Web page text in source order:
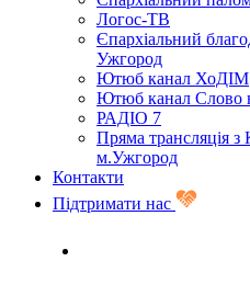
Логос-ТВ
Єпархіальний
Ужгород
Ютюб канал ХоДІМ
Ютюб канал Слово
РАДІО 7
Пряма трансляція з
м.Ужгород
Контакти
Підтримати нас